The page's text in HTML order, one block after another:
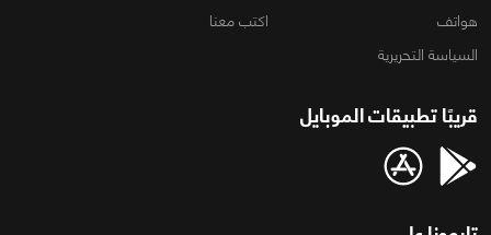
هواتف
اكتب معنا
السياسة التحريرية
قريبًا تطبيقات الموبايل